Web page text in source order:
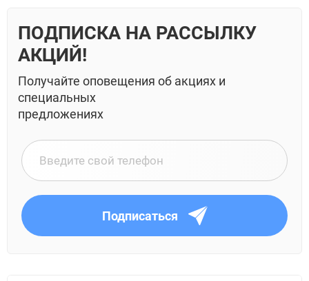
ПОДПИСКА НА РАССЫЛКУ
АКЦИЙ!
Получайте оповещения об акциях и
специальных
предложениях
Подписаться